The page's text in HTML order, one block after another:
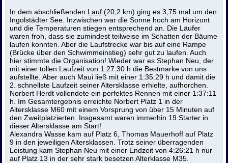
In dem abschließenden Lauf (20,2 km) ging es 3,75 mal um den
Ingolstädter See. Inzwischen war die Sonne hoch am Horizont
und die Temperaturen stiegen entsprechend an. Die Läufer
waren froh, dass sie zumindest teilweise im Schatten der Bäume
laufen konnten. Aber die Laufstrecke war bis auf eine Rampe
(Brücke über den Schwimmeinstieg) sehr gut zu laufen. Auch
hier stimmte die Organisation! Wieder war es Stephan Neu, der
mit einer tollen Laufzeit von 1:27:30 h die Bestmarke von uns
aufstellte. Aber auch Maui ließ mit einer 1:35:29 h und damit die
2. schnellste Laufzeit seiner Altersklasse erhielte, aufhorchen.
Norbert Herdt vollendete ein perfektes Rennen mit einer 1:37:11
h. Im Gesamtergebnis erreichte Norbert Platz 1 in der
Altersklasse M60 mit einem Vorsprung von über 15 Minuten auf
den Zweitplatzierten. Insgesamt waren immerhin 19 Starter in
dieser Altersklasse am Start!
Alexandra Wasse kam auf Platz 6, Thomas Mauerhoff auf Platz
9 in den jeweiligen Altersklassen. Trotz seiner überragenden
Leistung kam Stephan Neu mit einer Endzeit von 4:26:21 h nur
auf Platz 13 in der sehr stark besetzen Alterklasse M35.